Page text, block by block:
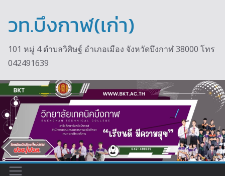
content
วท.บึงกาฬ(เก่า)
101 หมู่ 4 ตำบลวิศิษฐ์ อำเภอเมือง จังหวัดบึงกาฬ 38000 โทร
042491639